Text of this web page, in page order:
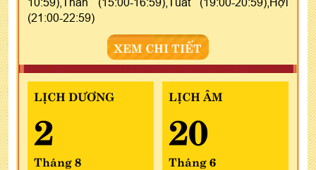
(21:00-22:59)
XEM CHI TIẾT
LỊCH DƯƠNG
2
Tháng 8
LỊCH ÂM
20
Tháng 6